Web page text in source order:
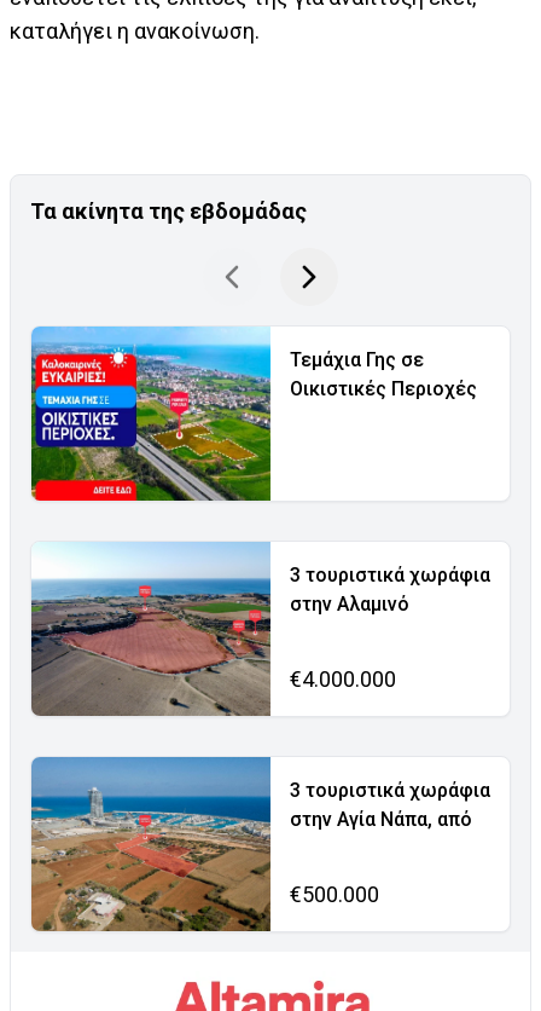
καταλήγει η ανακοίνωση.
Τα ακίνητα της εβδομάδας
Τεμάχια Γης σε
Οικιστικές Περιοχές
3 τουριστικά χωράφια
στην Αλαμινό
€4.000.000
3 τουριστικά χωράφια
στην Αγία Νάπα, από
€500.000